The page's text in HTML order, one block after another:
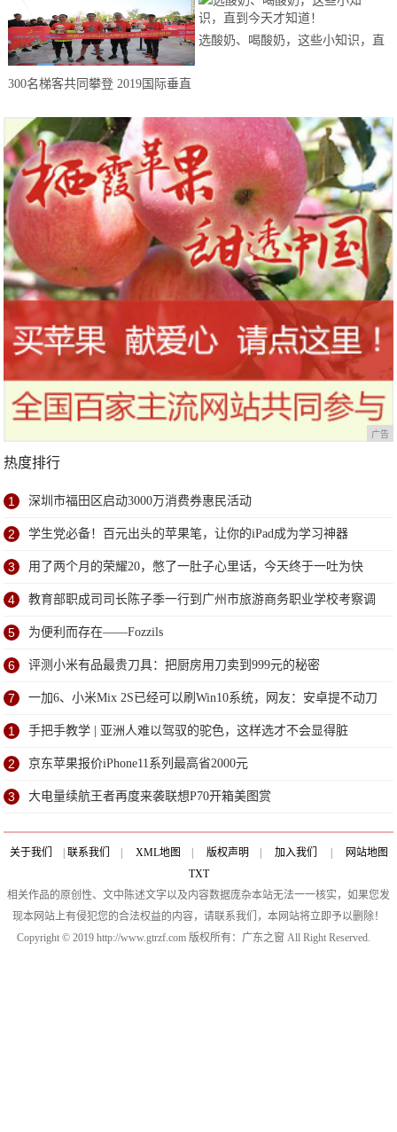
300名梯客共同攀登 2019国际垂直
站欢乐开跑
选酸奶、喝酸奶，这些小知识，直
广告
热度排行
1 深圳市福田区启动3000万消费券惠民活动
2 学生党必备！百元出头的苹果笔，让你的iPad成为学习神器
3 用了两个月的荣耀20，憋了一肚子心里话，今天终于一吐为快
4 教育部职成司司长陈子季一行到广州市旅游商务职业学校考察调
研
5 为便利而存在——Fozzils
6 评测小米有品最贵刀具：把厨房用刀卖到999元的秘密
7 一加6、小米Mix 2S已经可以刷Win10系统，网友：安卓提不动刀
了？
1 手把手教学 | 亚洲人难以驾驭的驼色，这样选才不会显得脏
2 京东苹果报价iPhone11系列最高省2000元
3 大电量续航王者再度来袭联想P70开箱美图赏
关于我们 | 联系我们 | XML地图 | 版权声明 | 加入我们 |
网站地图
TXT
相关作品的原创性、文中陈述文字以及内容数据庞杂本站无法一一核实，如果您发
现本网站上有侵犯您的合法权益的内容，请联系我们，本网站将立即予以删除！
Copyright © 2019 http://www.gtrzf.com 版权所有：广东之窗 All Right Reserved.